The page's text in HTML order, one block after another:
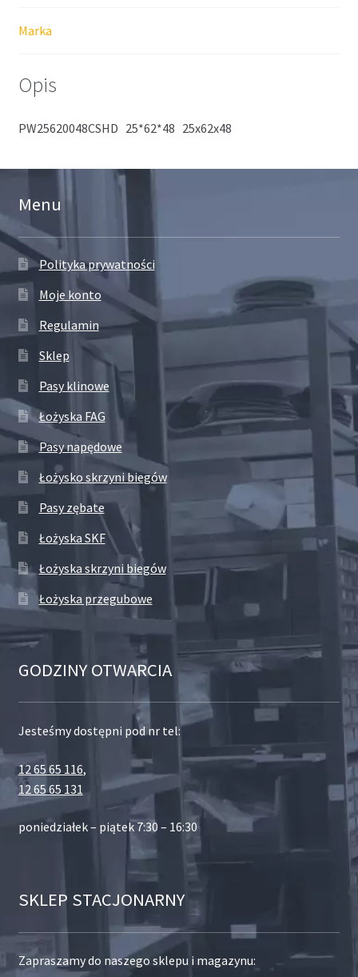
Marka
Opis
PW25620048CSHD 25*62*48 25x62x48
Menu
Polityka prywatności
Moje konto
Regulamin
Sklep
Pasy klinowe
Łożyska FAG
Pasy napędowe
Łożysko skrzyni biegów
Pasy zębate
Łożyska SKF
Łożyska skrzyni biegów
Łożyska przegubowe
GODZINY OTWARCIA
Jesteśmy dostępni pod nr tel:
12 65 65 116,
12 65 65 131
poniedziałek – piątek 7:30 – 16:30
SKLEP STACJONARNY
Zapraszamy do naszego sklepu i magazynu: